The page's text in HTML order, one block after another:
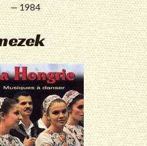
— 1984